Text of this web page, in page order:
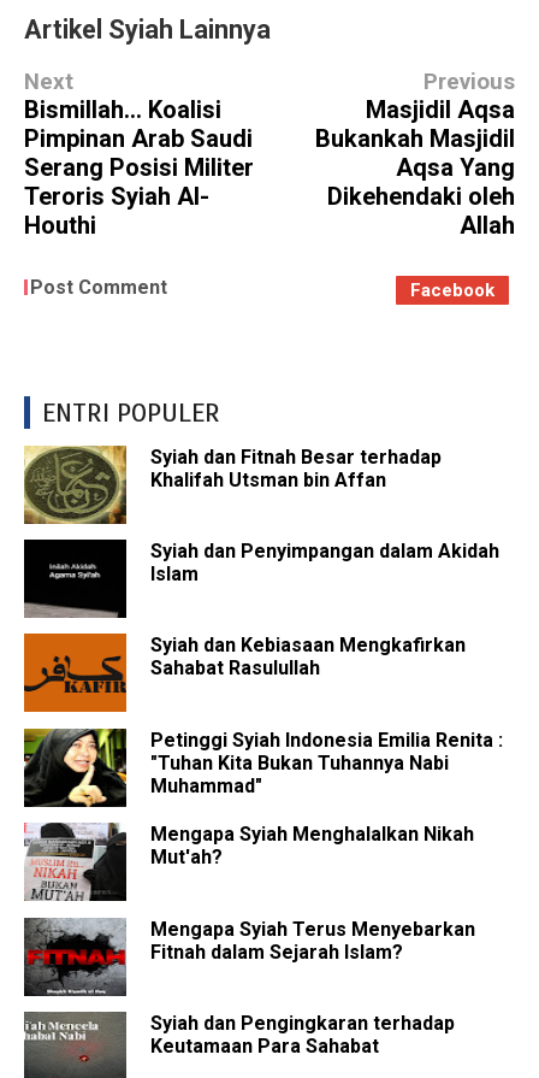
Artikel Syiah Lainnya
Next
Bismillah... Koalisi
Pimpinan Arab Saudi
Serang Posisi Militer
Teroris Syiah Al-
Houthi
Previous
Masjidil Aqsa
Bukankah Masjidil
Aqsa Yang
Dikehendaki oleh
Allah
Post Comment Facebook
ENTRI POPULER
Syiah dan Fitnah Besar terhadap
Khalifah Utsman bin Affan
Syiah dan Penyimpangan dalam Akidah
Islam
Syiah dan Kebiasaan Mengkafirkan
Sahabat Rasulullah
Petinggi Syiah Indonesia Emilia Renita :
"Tuhan Kita Bukan Tuhannya Nabi
Muhammad"
Mengapa Syiah Menghalalkan Nikah
Mut'ah?
Mengapa Syiah Terus Menyebarkan
Fitnah dalam Sejarah Islam?
Syiah dan Pengingkaran terhadap
Keutamaan Para Sahabat